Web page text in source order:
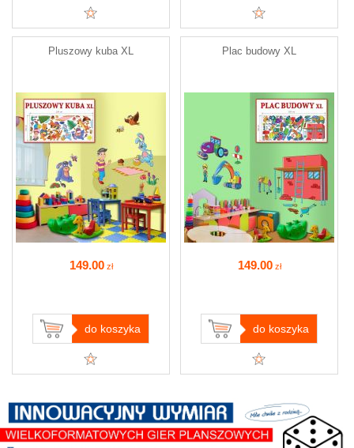
Pluszowy kuba XL
149.00 zł
do koszyka
Plac budowy XL
149.00 zł
do koszyka